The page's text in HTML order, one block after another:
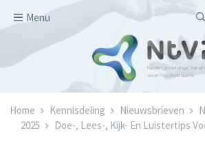
Menu
Kruimelpad
Home Kennisdeling Nieuwsbrieven
2025
Doe-, Lees-, Kijk- En Luistertips